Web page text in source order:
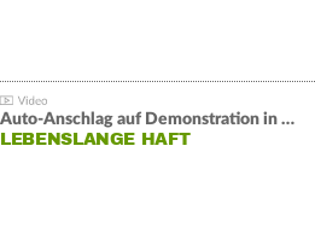
Auto-Anschlag auf Demonstration in München:
LEBENSLANGE HAFT